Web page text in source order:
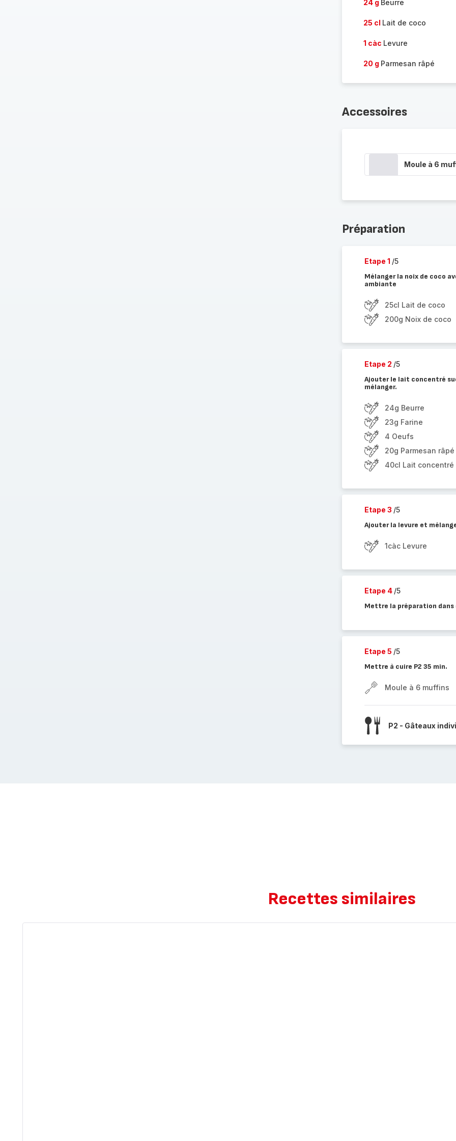
24 g Beurre
25 cl Lait de coco
1 càc Levure
20 g Parmesan râpé
Accessoires
Moule à 6
Préparation
Etape 1 /5
Mélanger la noix de coco
ambiante
25cl Lait de coco
200g Noix de coco
Etape 2 /5
Ajouter le lait concentré
mélanger.
24g Beurre
23g Farine
4 Oeufs
20g Parmesan râpé
40cl Lait concentré
Etape 3 /5
Ajouter la levure et
1càc Levure
Etape 4 /5
Mettre la préparation dans
Etape 5 /5
Mettre à cuire P2 35 min.
Moule à 6 muffins
P2 - Gâteaux
Recettes similaires